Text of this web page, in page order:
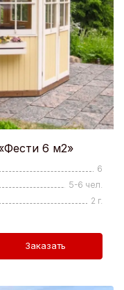
6 м2»
6
5-6 чел.
2 г.
Заказать